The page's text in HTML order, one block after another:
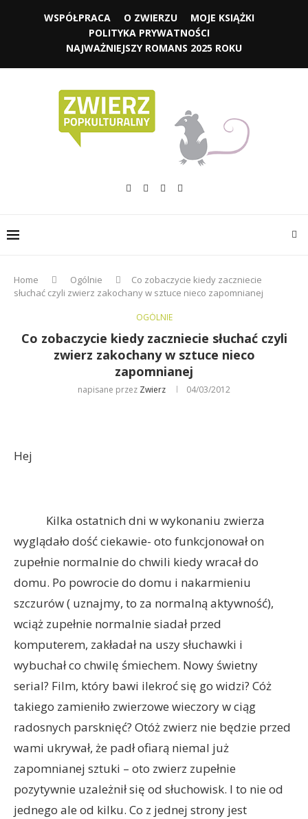
WSPÓŁPRACA O ZWIERZU
MOJE KSIĄŻKI
POLITYKA PRYWATNOŚCI
NAJWAŻNIEJSZY ROMANS 2025 ROKU
Home Ogólnie
Co zobaczycie kiedy zaczniecie
słuchać czyli zwierz zakochany w sztuce nieco zapomnianej
OGÓLNIE
Co zobaczycie kiedy zaczniecie słuchać czyli
zwierz zakochany w sztuce nieco
zapomnianej
napisane przez Zwierz 04/03/2012
Hej
Kilka ostatnich dni w wykonaniu zwierza
wyglądało dość ciekawie- oto funkcjonował on
zupełnie normalnie do chwili kiedy wracał do
domu. Po powrocie do domu i nakarmieniu
szczurów ( uznajmy, to za normalną aktywność),
wciąż zupełnie normalnie siadał przed
komputerem, zakładał na uszy słuchawki i
wybuchał co chwilę śmiechem. Nowy świetny
serial? Film, który bawi ilekroć się go widzi? Cóż
takiego zamieniło zwierzowe wieczory w ciąg
radosnych parsknięć? Otóż zwierz nie będzie przed
wami ukrywał, że padł ofiarą niemal już
zapomnianej sztuki – oto zwierz zupełnie
pozytywnie uzależnił się od słuchowisk. I to nie od
jednego ale od kilku. Co z jednej strony jest